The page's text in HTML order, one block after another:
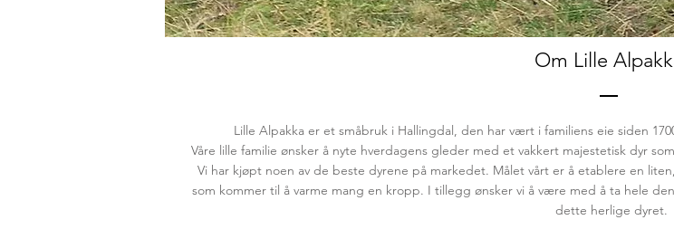
Om Lille
Lille Alpakka er et småbruk i Hallingdal, den har vært i familiens eie siden
Våre lille familie ønsker å nyte hverdagens gleder med et vakkert majestetisk dyr
Vi har kjøpt noen av de beste dyrene på markedet. Målet vårt er å etablere en
som kommer til å varme mang en kropp. I tillegg ønsker vi å være med å ta hele
dette herlige dyret.